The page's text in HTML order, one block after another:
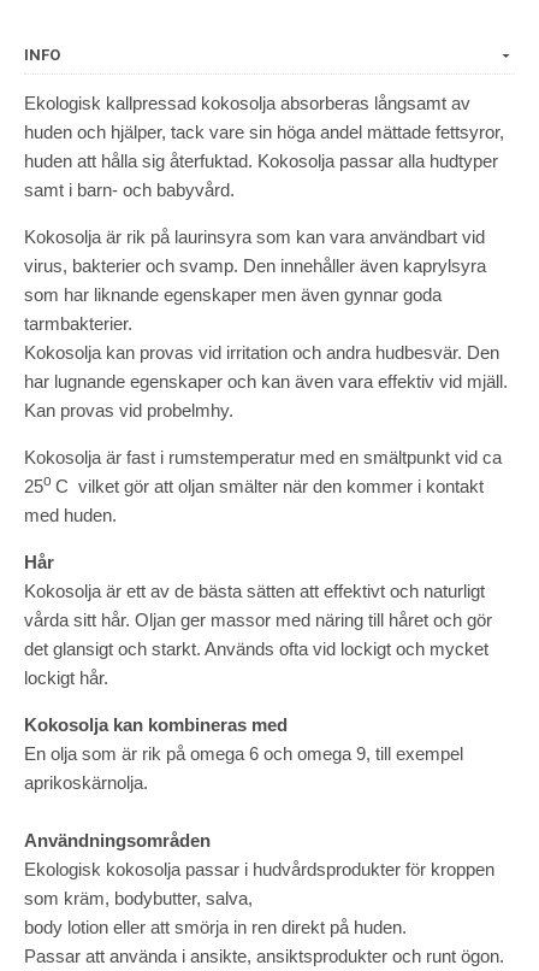
INFO
Ekologisk kallpressad kokosolja absorberas långsamt av
huden och hjälper, tack vare sin höga andel mättade fettsyror,
huden att hålla sig återfuktad. Kokosolja passar alla hudtyper
samt i barn- och babyvård.
Kokosolja är rik på laurinsyra som kan vara användbart vid
virus, bakterier och svamp. Den innehåller även kaprylsyra
som har liknande egenskaper men även gynnar goda
tarmbakterier.
Kokosolja kan provas vid irritation och andra hudbesvär. Den
har lugnande egenskaper och kan även vara effektiv vid mjäll.
Kan provas vid probelmhy.
Kokosolja är fast i rumstemperatur med en smältpunkt vid ca
25o C vilket gör att oljan smälter när den kommer i kontakt
med huden.
Hår
Kokosolja är ett av de bästa sätten att effektivt och naturligt
vårda sitt hår. Oljan ger massor med näring till håret och gör
det glansigt och starkt. Används ofta vid lockigt och mycket
lockigt hår.
Kokosolja kan kombineras med
En olja som är rik på omega 6 och omega 9, till exempel
aprikoskärnolja.
Användningsområden
Ekologisk kokosolja passar i hudvårdsprodukter för kroppen
som kräm, bodybutter, salva,
body lotion eller att smörja in ren direkt på huden.
Passar att använda i ansikte, ansiktsprodukter och runt ögon.